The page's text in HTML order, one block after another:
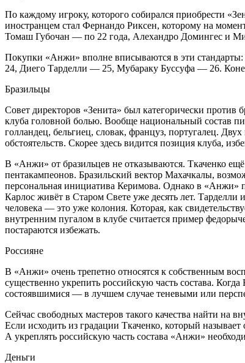
По каждому игроку, которого собирался приобрести
иностранцем стал Фернандо Риксен, которому на
Томаш Губочан — по 22 года, Алехандро Домингес и
Покупки «Анжи» вполне вписываются в эти
24, Диего Тарделли — 25, Мубараку Буссуфа — 26.
Бразильцы
Совет директоров «Зенита» был категорически против
клуба головной болью. Вообще национальный состав
голландец, бельгиец, словак, француз, португалец.
обстоятельств. Скорее здесь видится позиция клуба,
В «Анжи» от бразильцев не отказываются. Ткаченко
пентакампеонов. Бразильский вектор Махачкалы,
персональная инициатива Керимова. Однако в «Анжи»
Карлос живёт в Старом Свете уже десять лет.
человека — это уже колония. Которая, как
внутренним пугалом в клубе считается пример
постараются избежать.
Россияне
В «Анжи» очень трепетно относятся к собственным
существенно укрепить российскую часть состава.
состоявшимися — в лучшем случае теневыми или
Сейчас свободных мастеров такого качества найти на
Если исходить из градации Ткаченко, который
А укреплять российскую часть состава «Анжи»
Деньги